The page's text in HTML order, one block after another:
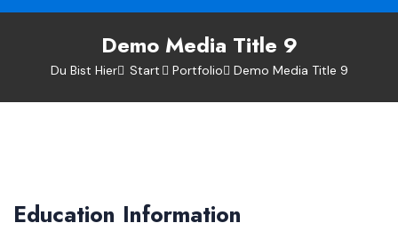
Demo Media Title 9
Du Bist Hier Start Portfolio Demo Media Title 9
Education Information